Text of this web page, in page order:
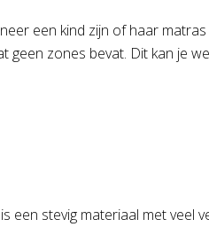
een kind zijn of haar
zones bevat. Dit kan je
een stevig materiaal met veel